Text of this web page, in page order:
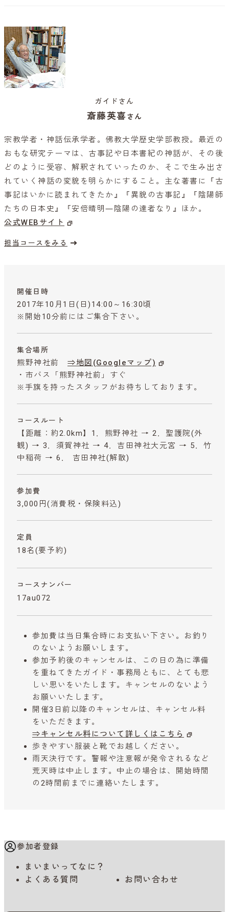
ガイドさん
斎藤英喜さん
宗教学者・神話伝承学者。佛教大学歴史学部教授。最近の
おもな研究テーマは、古事記や日本書紀の神話が、その後
どのように受容、解釈されていったのか、そこで生み出さ
れていく神話の変貌を明らかにすること。主な著書に『古
事記はいかに読まれてきたか』『異貌の古事記』『陰陽師
たちの日本史』『安倍晴明―陰陽の達者なり』ほか。
公式WEBサイト
担当コースをみる
開催日時
2017年10月1日(日)14:00～16:30頃
※開始10分前にはご集合下さい。
集合場所
熊野神社前 ⇒地図(Googleマップ)
・市バス「熊野神社前」すぐ
※手旗を持ったスタッフがお待ちしております。
コースルート
【距離：約2.0km】1．熊野神社 → 2．聖護院(外
観) → 3．須賀神社 → 4．吉田神社大元宮 → 5．竹
中稲荷 → 6． 吉田神社(解散)
参加費
3,000円 (消費税・保険料込)
定員
18名(要予約)
コースナンバー
17au072
参加費は当日集合時にお支払い下さい。お釣り
のないようお願いします。
参加予約後のキャンセルは、この日の為に準備
を重ねてきたガイド・事務局ともに、とても悲
しい思いをいたします。キャンセルのないよう
お願いいたします。
開催3日前以降のキャンセルは、キャンセル料
をいただきます。
⇒キャンセル料について詳しくはこちら
歩きやすい服装と靴でお越しください。
雨天決行です。警報や注意報が発令されるなど
荒天時は中止します。中止の場合は、開始時間
の2時間前までに連絡いたします。
参加者登録
まいまいってなに？
よくある質問
お問い合わせ